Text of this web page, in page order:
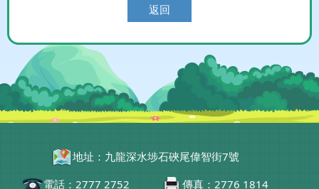
返回
地址：九龍深水埗石硤尾偉智街7號
電話：2777 2752
傳真：2776 1814